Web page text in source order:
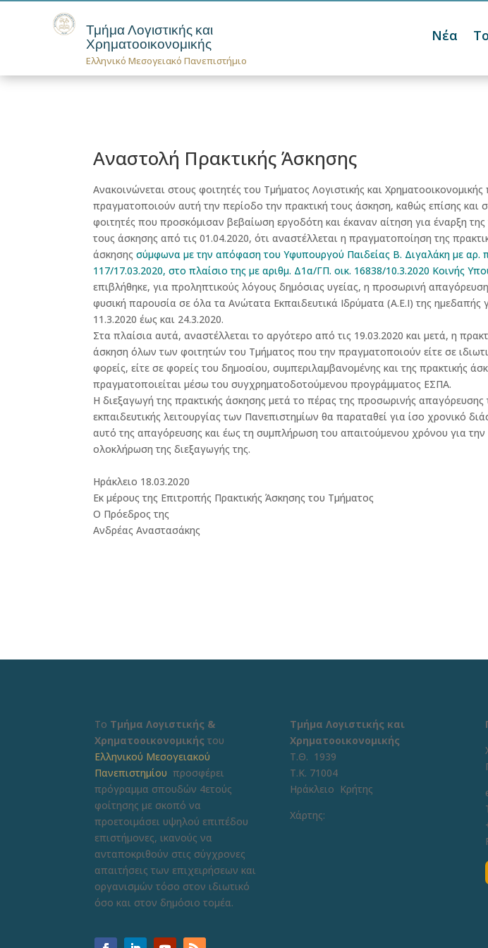
Τμήμα Λογιστικής και
Χρηματοοικονομικής
Ελληνικό Μεσογειακό Πανεπιστήμιο
Νέα
Αναστολή Πρακτικής Άσκησης
Ανακοινώνεται στους φοιτητές του Τμήματος Λογιστικής και Χρηματοοικονομικής
πραγματοποιούν αυτή την περίοδο την πρακτική τους άσκηση, καθώς επίσης και
φοιτητές που προσκόμισαν βεβαίωση εργοδότη και έκαναν αίτηση για έναρξη της
τους άσκησης από τις 01.04.2020, ότι αναστέλλεται η πραγματοποίηση της
άσκησης σύμφωνα με την απόφαση του Υφυπουργού Παιδείας Β. Διγαλάκη με αρ.
117/17.03.2020, στο πλαίσιο της με αριθμ. Δ1α/ΓΠ. οικ. 16838/10.3.2020 Κοινής
επιβλήθηκε, για προληπτικούς λόγους δημόσιας υγείας, η προσωρινή απαγόρευση
φυσική παρουσία σε όλα τα Ανώτατα Εκπαιδευτικά Ιδρύματα (Α.Ε.Ι) της ημεδαπής
11.3.2020 έως και 24.3.2020.
Στα πλαίσια αυτά, αναστέλλεται το αργότερο από τις 19.03.2020 και μετά, η
άσκηση όλων των φοιτητών του Τμήματος που την πραγματοποιούν είτε σε
φορείς, είτε σε φορείς του δημοσίου, συμπεριλαμβανομένης και της πρακτικής
πραγματοποιείται μέσω του συγχρηματοδοτούμενου προγράμματος ΕΣΠΑ.
Η διεξαγωγή της πρακτικής άσκησης μετά το πέρας της προσωρινής απαγόρευσης
εκπαιδευτικής λειτουργίας των Πανεπιστημίων θα παραταθεί για ίσο χρονικό
αυτό της απαγόρευσης και έως τη συμπλήρωση του απαιτούμενου χρόνου για την
ολοκλήρωση της διεξαγωγής της.
Ηράκλειο 18.03.2020
Εκ μέρους της Επιτροπής Πρακτικής Άσκησης του Τμήματος
Ο Πρόεδρος της
Ανδρέας Αναστασάκης
Το Τμήμα Λογιστικής &
Χρηματοοικονομικήςτου
Ελληνικού Μεσογειακού
Πανεπιστημίου προσφέρει
πρόγραμμα σπουδών 4ετούς
φοίτησης με σκοπό να
προετοιμάσει υψηλού επιπέδου
επιστήμονες, ικανούς να
ανταποκριθούν στις σύγχρονες
απαιτήσεις των επιχειρήσεων και
οργανισμών τόσο στον ιδιωτικό
όσο και στον δημόσιο τομέα.
Τμήμα Λογιστικής και
Χρηματοοικονομικής
Τ.Θ. 1939
Τ.Κ. 71004
Ηράκλειο Κρήτης
Χάρτης: